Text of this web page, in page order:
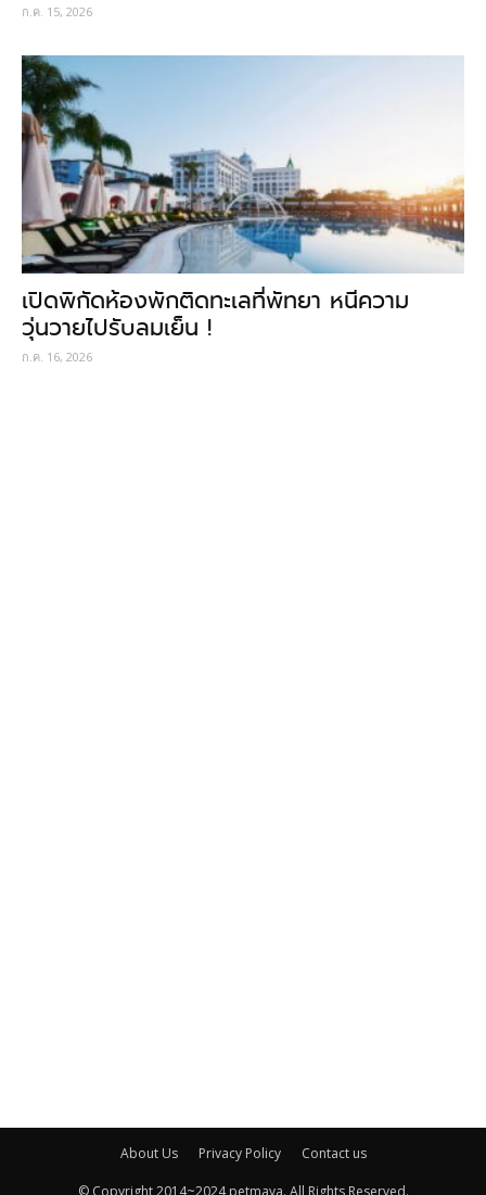
ก.ค. 15, 2026
เปิดพิกัดห้องพักติดทะเลที่พัทยา หนีความ
วุ่นวายไปรับลมเย็น !
ก.ค. 16, 2026
About Us Privacy Policy Contact us
© Copyright 2014~2024 petmaya. All Rights Reserved.